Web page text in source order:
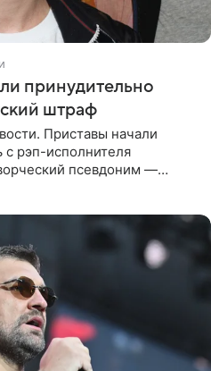
принудительно
штраф
Приставы начали
с рэп-исполнителя
псевдоним —